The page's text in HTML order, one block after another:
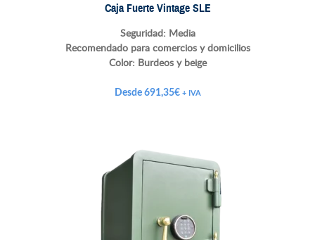
Caja Fuerte Vintage SLE
Seguridad: Media
Recomendado para comercios y domicilios
Color: Burdeos y beige
Desde691,35€ + IVA